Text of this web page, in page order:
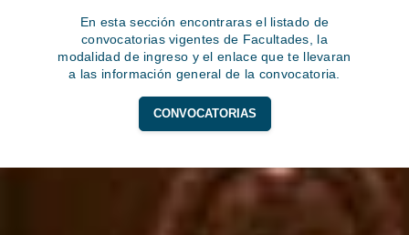
En esta sección encontraras el listado de
convocatorias vigentes de Facultades, la
modalidad de ingreso y el enlace que te llevaran
a las información general de la convocatoria.
CONVOCATORIAS